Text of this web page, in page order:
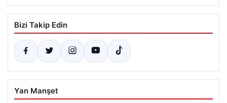
Bizi Takip Edin
Yan Manşet